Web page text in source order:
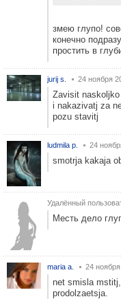
змею глупо!
конечно
простить в
jurij s. 24 ноября
Zavisit
i nakazivatj za
pozu stavitj
ludmila p. 24
smotrja kakaja
Удалённый
Месть дело
maria a. 24
net smisla
prodolzaetsja.